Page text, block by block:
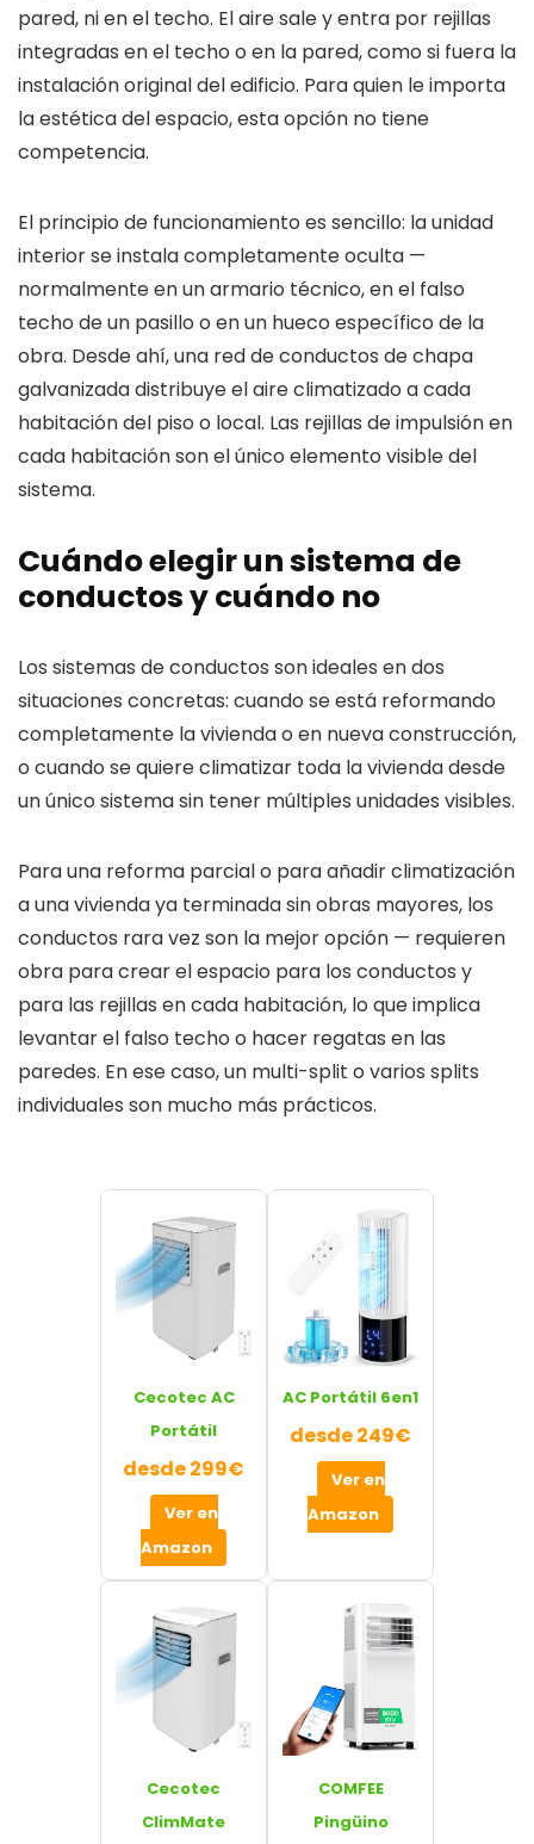
pared, ni en el techo. El aire sale y entra por rejillas
integradas en el techo o en la pared, como si fuera la
instalación original del edificio. Para quien le importa
la estética del espacio, esta opción no tiene
competencia.
El principio de funcionamiento es sencillo: la unidad
interior se instala completamente oculta —
normalmente en un armario técnico, en el falso
techo de un pasillo o en un hueco específico de la
obra. Desde ahí, una red de conductos de chapa
galvanizada distribuye el aire climatizado a cada
habitación del piso o local. Las rejillas de impulsión en
cada habitación son el único elemento visible del
sistema.
Cuándo elegir un sistema de
conductos y cuándo no
Los sistemas de conductos son ideales en dos
situaciones concretas: cuando se está reformando
completamente la vivienda o en nueva construcción,
o cuando se quiere climatizar toda la vivienda desde
un único sistema sin tener múltiples unidades visibles.
Para una reforma parcial o para añadir climatización
a una vivienda ya terminada sin obras mayores, los
conductos rara vez son la mejor opción — requieren
obra para crear el espacio para los conductos y
para las rejillas en cada habitación, lo que implica
levantar el falso techo o hacer regatas en las
paredes. En ese caso, un multi-split o varios splits
individuales son mucho más prácticos.
Cecotec AC
Portátil
desde 299€
Ver en
Amazon
AC Portátil 6en1
desde 249€
Ver en
Amazon
Cecotec
ClimMate
COMFEE
Pingüino